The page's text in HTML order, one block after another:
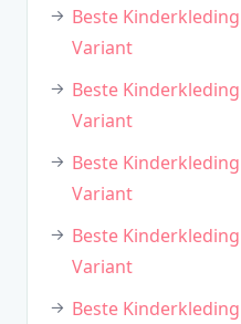
Beste
Variant
Beste
Variant
Beste
Variant
Beste
Variant
Beste